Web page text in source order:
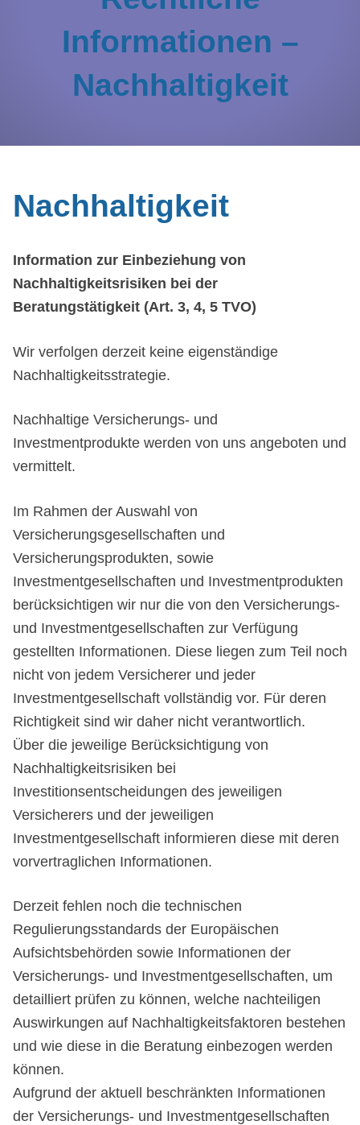
Informationen –
Nachhaltigkeit
Nachhaltigkeit
Information zur Einbeziehung von
Nachhaltigkeitsrisiken bei der
Beratungstätigkeit (Art. 3, 4, 5 TVO)
Wir verfolgen derzeit keine eigenständige
Nachhaltigkeitsstrategie.
Nachhaltige Versicherungs- und
Investmentprodukte werden von uns angeboten und
vermittelt.
Im Rahmen der Auswahl von
Versicherungsgesellschaften und
Versicherungsprodukten, sowie
Investmentgesellschaften und Investmentprodukten
berücksichtigen wir nur die von den Versicherungs-
und Investmentgesellschaften zur Verfügung
gestellten Informationen. Diese liegen zum Teil noch
nicht von jedem Versicherer und jeder
Investmentgesellschaft vollständig vor. Für deren
Richtigkeit sind wir daher nicht verantwortlich.
Über die jeweilige Berücksichtigung von
Nachhaltigkeitsrisiken bei
Investitionsentscheidungen des jeweiligen
Versicherers und der jeweiligen
Investmentgesellschaft informieren diese mit deren
vorvertraglichen Informationen.
Derzeit fehlen noch die technischen
Regulierungsstandards der Europäischen
Aufsichtsbehörden sowie Informationen der
Versicherungs- und Investmentgesellschaften, um
detailliert prüfen zu können, welche nachteiligen
Auswirkungen auf Nachhaltigkeitsfaktoren bestehen
und wie diese in die Beratung einbezogen werden
können.
Aufgrund der aktuell beschränkten Informationen
der Versicherungs- und Investmentgesellschaften